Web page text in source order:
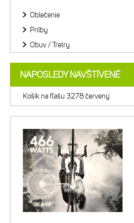
Oblečenie
Prilby
Obuv / Tretry
NAPOSLEDY NAVŠTÍVENÉ
Košík na fľašu 3278 červený